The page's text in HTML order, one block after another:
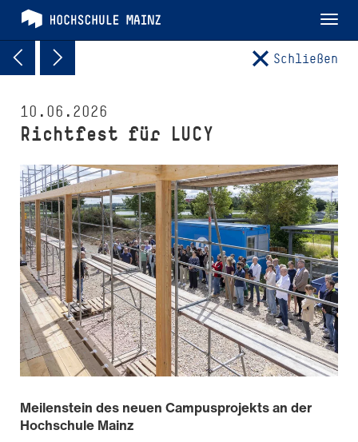
Schließen
10.06.2026
Richtfest für LUCY
Meilenstein des neuen Campusprojekts an der
Hochschule Mainz